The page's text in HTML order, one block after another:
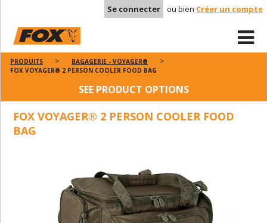
Se connecter ou bien Créer un compte
PRODUITS
BAGAGERIE - VOYAGER®
FOX VOYAGER® 2 PERSON COOLER FOOD BAG
SEE PRODUCT OPTIONS
FOX VOYAGER® 2 PERSON COOLER FOOD
BAG